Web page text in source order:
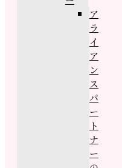
ア
ラ
イ
ア
ン
ス
パ
ー
ト
ナ
ー